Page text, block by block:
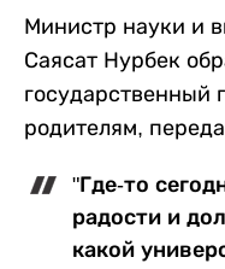
Министр науки и
Саясат Нурбек
государственный
родителям,
"Где-то
радости и
какой